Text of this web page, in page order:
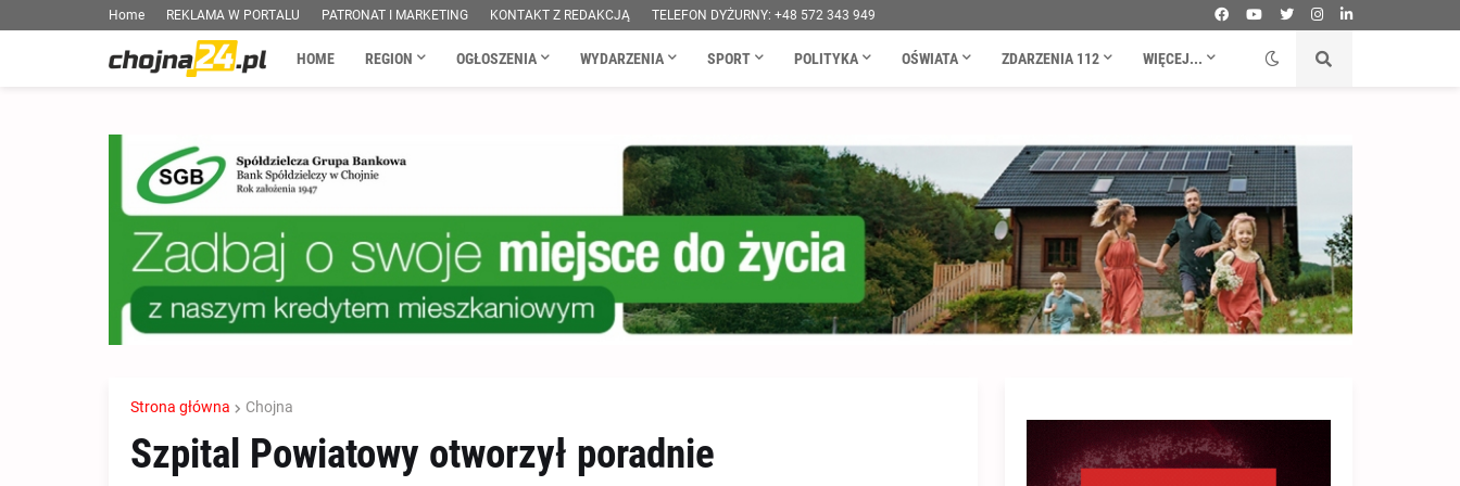
Home REKLAMA W PORTALU PATRONAT I MARKETING KONTAKT Z REDAKCJĄ TELEFON DYŻURNY: +48 572 343 949
HOME REGION OGŁOSZENIA WYDARZENIA SPORT POLITYKA OŚWIATA ZDARZENIA 112 WIĘCEJ...
Strona główna Chojna
Szpital Powiatowy otworzył poradnie